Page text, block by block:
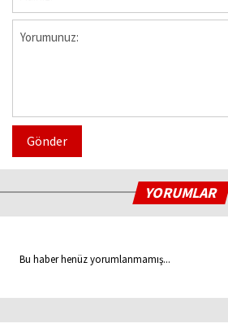
Gönder
YORUMLAR
Bu haber henüz yorumlanmamış...